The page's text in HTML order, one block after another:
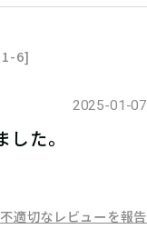
6]
2025-01-07
た。
不適切なレビューを報告